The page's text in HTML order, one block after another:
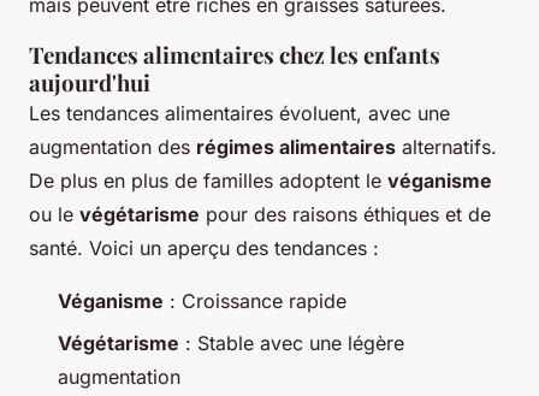
mais peuvent être riches en graisses saturées.
Tendances alimentaires chez les enfants
aujourd'hui
Les tendances alimentaires évoluent, avec une
augmentation des régimes alimentaires alternatifs.
De plus en plus de familles adoptent le véganisme
ou le végétarisme pour des raisons éthiques et de
santé. Voici un aperçu des tendances :
Véganisme : Croissance rapide
Végétarisme : Stable avec une légère
augmentation